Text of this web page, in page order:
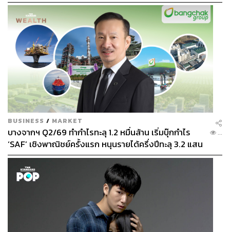
BUSINESS / MARKET
บางจากฯ Q2/69 ทำกำไรทะลุ 1.2 หมื่นล้าน เริ่มบุ๊กกำไร
‘SAF’ เชิงพาณิชย์ครั้งแรก หนุนรายได้ครึ่งปีทะลุ 3.2 แสน
ล้าน
...